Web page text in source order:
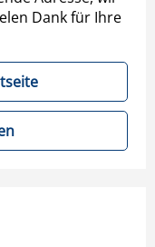
Dank für Ihre